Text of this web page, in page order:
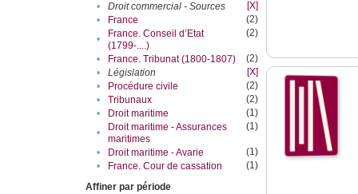
• Droit commercial - Sources
[X]
•
France
(2)
•
France. Conseil d’Etat
(1799-....)
(2)
• France. Tribunat (1800-1807)
(2)
•
Législation
[X]
•
Procédure civile
(2)
•
Tribunaux
(2)
•
Droit maritime
(1)
•
Droit maritime - Assurances
maritimes
(1)
• Droit maritime - Avarie
(1)
•
France. Cour de cassation
(1)
Affiner par période